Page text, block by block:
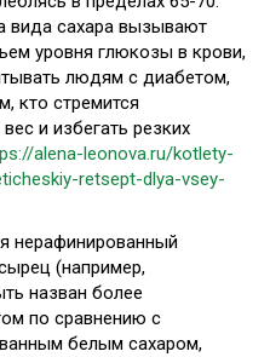
вида сахара вызывают
уровня глюкозы в крови,
людям с диабетом,
кто стремится
и избегать резких
alena-leonova.ru/kotlety-
retsept-dlya-vsey-
нерафинированный
(например,
назван более
по сравнению с
белым сахаром,